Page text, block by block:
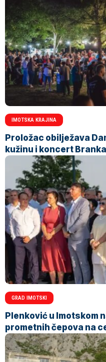
IMOTSKA KRAJINA
Proložac obilježava
kužinu i koncert
GRAD IMOTSKI
Plenković u Imotskom
prometnih čepova na